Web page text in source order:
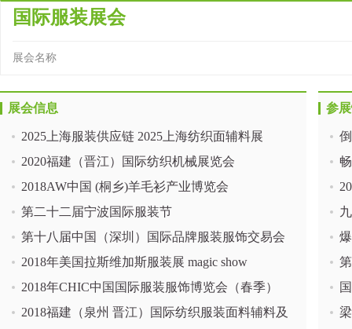
国际服装展会
展会名称
展会信息
2025上海服装供应链 2025上海纺织面辅料展
2020福建（晋江）国际纺织机械展览会
2018AW中国 (桐乡)羊毛衫产业博览会
第二十二届宁波国际服装节
第十八届中国（深圳）国际品牌服装服饰交易会
2018年美国拉斯维加斯服装展 magic show
2018年CHIC中国国际服装服饰博览会（春季）
2018福建（泉州 晋江）国际纺织服装面料辅料及
参